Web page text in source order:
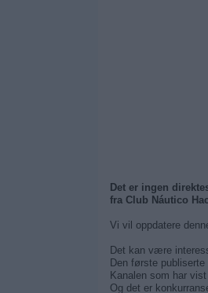
Det er ingen
fra Club Náutico
Vi vil oppdatere
Det kan være
Den første
Kanalen som har
Og det er